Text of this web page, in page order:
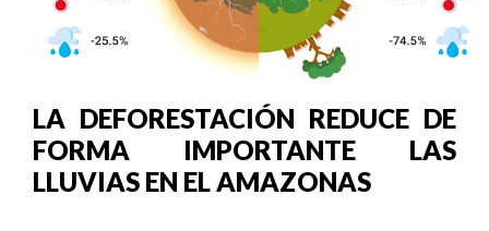
LA DEFORESTACIÓN REDUCE DE
FORMA IMPORTANTE LAS
LLUVIAS EN EL AMAZONAS